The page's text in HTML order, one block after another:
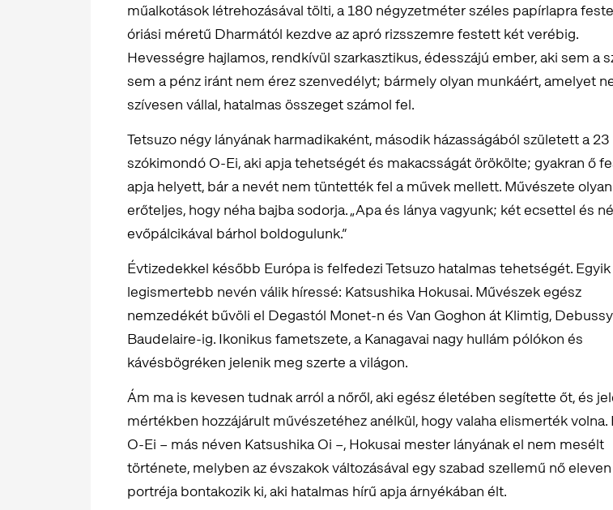
műalkotások létrehozásával tölti, a 180 négyzetméter széles papírlapra
óriási méretű Dharmától kezdve az apró rizsszemre festett két verébig.
Hevességre hajlamos, rendkívül szarkasztikus, édesszájú ember, aki sem a
sem a pénz iránt nem érez szenvedélyt; bármely olyan munkáért, amelyet
szívesen vállal, hatalmas összeget számol fel.
Tetsuzo négy lányának harmadikaként, második házasságából született a 23
szókimondó O-Ei, aki apja tehetségét és makacsságát örökölte; gyakran ő
apja helyett, bár a nevét nem tüntették fel a művek mellett. Művészete olyan
erőteljes, hogy néha bajba sodorja. „Apa és lánya vagyunk; két ecsettel és
evőpálcikával bárhol boldogulunk.”
Évtizedekkel később Európa is felfedezi Tetsuzo hatalmas tehetségét. Egyik
legismertebb nevén válik híressé: Katsushika Hokusai. Művészek egész
nemzedékét bűvöli el Degastól Monet-n és Van Goghon át Klimtig,
Baudelaire-ig. Ikonikus fametszete, a Kanagavai nagy hullám pólókon és
kávésbögréken jelenik meg szerte a világon.
Ám ma is kevesen tudnak arról a nőről, aki egész életében segítette őt, és
mértékben hozzájárult művészetéhez anélkül, hogy valaha elismerték volna.
O-Ei – más néven Katsushika Oi –, Hokusai mester lányának el nem mesélt
története, melyben az évszakok változásával egy szabad szellemű nő eleven
portréja bontakozik ki, aki hatalmas hírű apja árnyékában élt.